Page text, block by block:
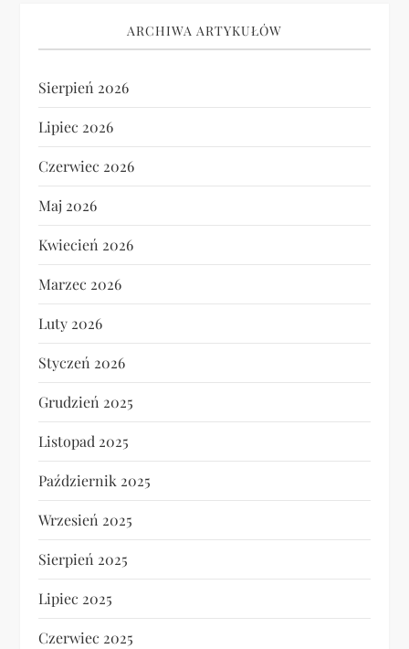
ARCHIWA ARTYKUŁÓW
Sierpień 2026
Lipiec 2026
Czerwiec 2026
Maj 2026
Kwiecień 2026
Marzec 2026
Luty 2026
Styczeń 2026
Grudzień 2025
Listopad 2025
Październik 2025
Wrzesień 2025
Sierpień 2025
Lipiec 2025
Czerwiec 2025